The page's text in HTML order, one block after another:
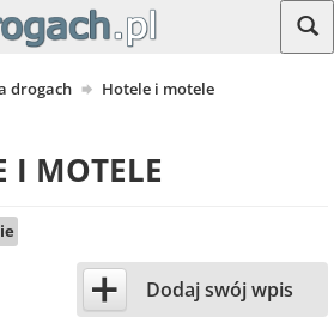
drogach
Hotele i motele
I MOTELE
+ Dodaj swój wpis